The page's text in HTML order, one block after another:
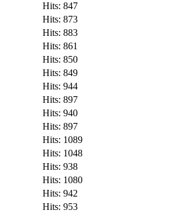
Hits: 847
Hits: 873
Hits: 883
Hits: 861
Hits: 850
Hits: 849
Hits: 944
Hits: 897
Hits: 940
Hits: 897
Hits: 1089
Hits: 1048
Hits: 938
Hits: 1080
Hits: 942
Hits: 953